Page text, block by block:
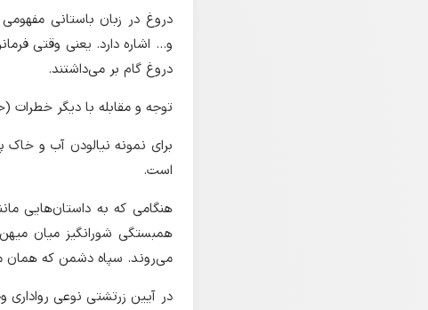
دروغ در زبان باستانی
و... اشاره دارد. یعنی وقتی
دروغ گام بر می‌داشتند.
توجه و مقابله با دیگر
برای نمونه نیالودن آب و
است.
هنگامی که به داستان‌هایی
همبستگی شورانگیز میان
می‌روند. سپاه دشمن که همان
در آیین زرتشتی نوعی